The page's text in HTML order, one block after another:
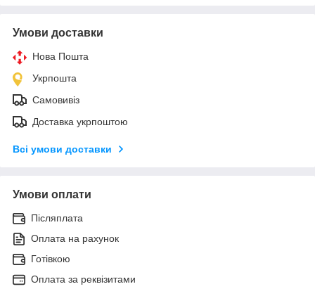
Умови доставки
Нова Пошта
Укрпошта
Самовивіз
Доставка укрпоштою
Всі умови доставки
Умови оплати
Післяплата
Оплата на рахунок
Готівкою
Оплата за реквізитами